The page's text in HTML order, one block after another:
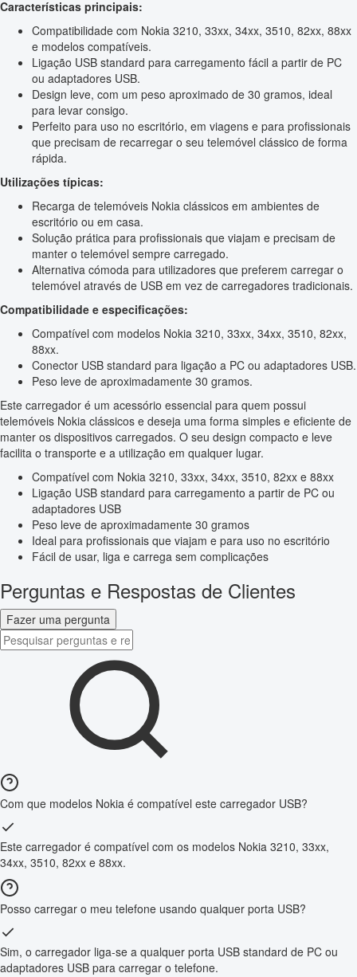
Características principais:
Compatibilidade com Nokia 3210, 33xx, 34xx, 3510, 82xx, 88xx
e modelos compatíveis.
Ligação USB standard para carregamento fácil a partir de PC
ou adaptadores USB.
Design leve, com um peso aproximado de 30 gramos, ideal
para levar consigo.
Perfeito para uso no escritório, em viagens e para profissionais
que precisam de recarregar o seu telemóvel clássico de forma
rápida.
Utilizações típicas:
Recarga de telemóveis Nokia clássicos em ambientes de
escritório ou em casa.
Solução prática para profissionais que viajam e precisam de
manter o telemóvel sempre carregado.
Alternativa cómoda para utilizadores que preferem carregar o
telemóvel através de USB em vez de carregadores tradicionais.
Compatibilidade e especificações:
Compatível com modelos Nokia 3210, 33xx, 34xx, 3510, 82xx,
88xx.
Conector USB standard para ligação a PC ou adaptadores USB.
Peso leve de aproximadamente 30 gramos.
Este carregador é um acessório essencial para quem possui
telemóveis Nokia clássicos e deseja uma forma simples e eficiente de
manter os dispositivos carregados. O seu design compacto e leve
facilita o transporte e a utilização em qualquer lugar.
Compatível com Nokia 3210, 33xx, 34xx, 3510, 82xx e 88xx
Ligação USB standard para carregamento a partir de PC ou
adaptadores USB
Peso leve de aproximadamente 30 gramos
Ideal para profissionais que viajam e para uso no escritório
Fácil de usar, liga e carrega sem complicações
Perguntas e Respostas de Clientes
Fazer uma pergunta
Com que modelos Nokia é compatível este carregador USB?
Este carregador é compatível com os modelos Nokia 3210, 33xx,
34xx, 3510, 82xx e 88xx.
Posso carregar o meu telefone usando qualquer porta USB?
Sim, o carregador liga-se a qualquer porta USB standard de PC ou
adaptadores USB para carregar o telefone.